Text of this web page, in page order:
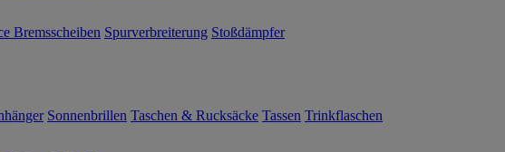
Bremsscheiben Spurverbreiterung Stoßdämpfer
Sonnenbrillen Taschen & Rucksäcke Tassen Trinkflaschen